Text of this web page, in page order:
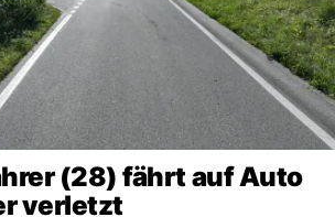
(28) fährt auf Auto
verletzt